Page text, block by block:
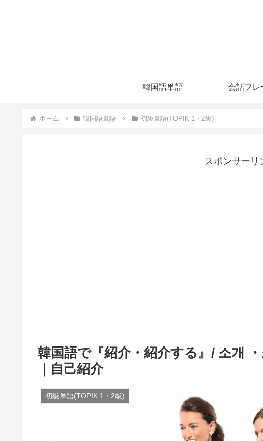
韓国語単語 会話フレ
ホーム 韓国語単語 初級単語(TOPIK 1・2級)
スポンサーリ
韓国語で『紹介・紹介する』/ 소개
｜自己紹介
初級単語(TOPIK 1・2級)